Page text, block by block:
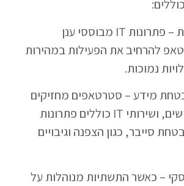
גמישות טכנולוגית – פתרונות IT מבוססי ענן
להרחיב את הפעילות במהירות
נמוכות.
מידע – סטרטאפים מחזיקים
לרוב בנתונים רגישים, ושירותי IT כוללים פתרונות
סייבר, כגון הצפנה וגיבויים
– כאשר התשתיות מנוהלות על